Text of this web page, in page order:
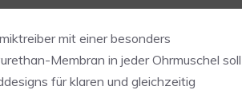
mit einer besonders
Membran in jeder Ohrmuschel soll
für klaren und gleichzeitig